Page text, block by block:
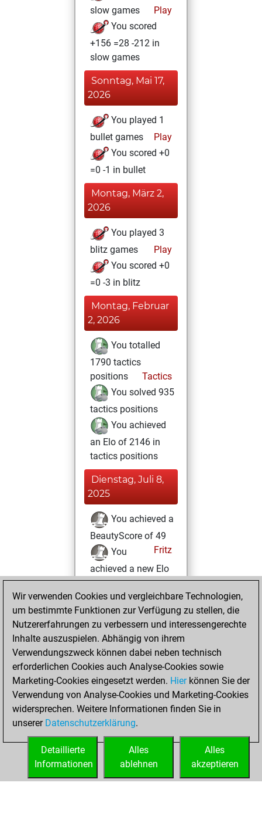
slow games
Play
You scored
+156 =28 -212 in
slow games
Sonntag, Mai 17,
2026
You played 1
bullet games
Play
You scored +0
=0 -1 in bullet
Montag, März 2,
2026
You played 3
blitz games
Play
You scored +0
=0 -3 in blitz
Montag, Februar
2, 2026
You totalled
1790 tactics
positions
Tactics
You solved 935
tactics positions
You achieved
an Elo of 2146 in
tactics positions
Dienstag, Juli 8,
2025
You achieved a
BeautyScore of 49
Fritz
You
achieved a new Elo
of 1501
Donnerstag,
Januar 21, 2021
You had a best
sprint of 28 positions
Tactics
Samstag,
Dezember 5, 2020
You created
your Fritz account
Wir verwenden Cookies und vergleichbare Technologien,
um bestimmte Funktionen zur Verfügung zu stellen, die
Nutzererfahrungen zu verbessern und interessengerechte
Inhalte auszuspielen. Abhängig von ihrem
Verwendungszweck können dabei neben technisch
erforderlichen Cookies auch Analyse-Cookies sowie
Marketing-Cookies eingesetzt werden. Hierkönnen Sie der
Verwendung von Analyse-Cookies und Marketing-Cookies
widersprechen. Weitere Informationen finden Sie in
unserer Datenschutzerklärung.
Alles
akzeptieren
Alles
ablehnen
Detaillierte
Informationen